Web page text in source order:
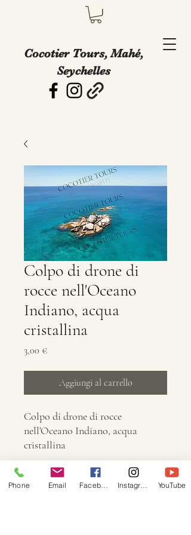
Cocotier Tours, Mahé,
Seychelles
Colpo di drone di
rocce nell'Oceano
Indiano, acqua
cristallina
3,00 €Prezzo
Aggiungi al carrello
Colpo di drone di rocce
nell'Oceano Indiano, acqua
cristallina
Informazioni
Phone Email YouTube